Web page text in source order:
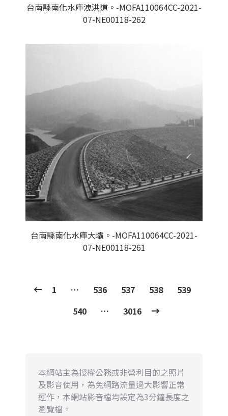
台南縣南化水庫洩洪道。-MOFA110064CC-2021-
07-NE00118-262
台南縣南化水庫大壩。-MOFA110064CC-2021-
07-NE00118-261
1 … 536 537 538
539
540
… 3016
本網站主為授權公務或非營利目的之照片
及影音使用，為免網路流量過大影響正常
運作，本網站影音檔均設定為3分鐘長度之
瀏覽檔。